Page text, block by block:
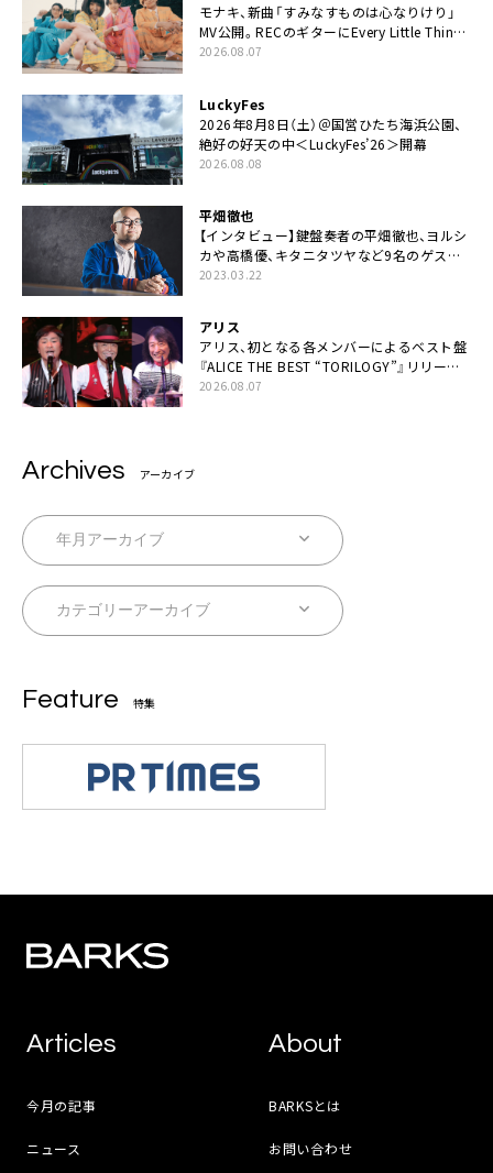
モナキ、新曲「すみなすものは心なりけり」
MV公開。RECのギターにEvery Little Thing・
伊藤一朗参加も
2026.08.07
LuckyFes
2026年8月8日（土）＠国営ひたち海浜公園、
絶好の好天の中＜LuckyFes’26＞開幕
2026.08.08
平畑徹也
【インタビュー】鍵盤奏者の平畑徹也、ヨルシ
カや高橋優、キタニタツヤなど9名のゲスト
を迎えた初アルバムに音楽人生の総括「自分
2023.03.22
アリス
アリス、初となる各メンバーによるベスト盤
『ALICE THE BEST “TORILOGY”』リリース
決定
2026.08.07
Archives アーカイブ
Feature 特集
Articles
今月の記事
ニュース
About
BARKSとは
お問い合わせ